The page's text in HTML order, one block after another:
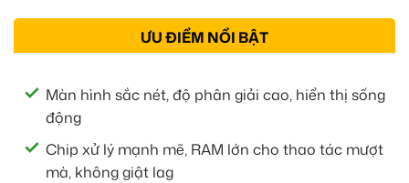
ƯU ĐIỂM NỔI BẬT
Màn hình sắc nét, độ phân giải cao, hiển thị sống
động
Chip xử lý mạnh mẽ, RAM lớn cho thao tác mượt
mà, không giật lag